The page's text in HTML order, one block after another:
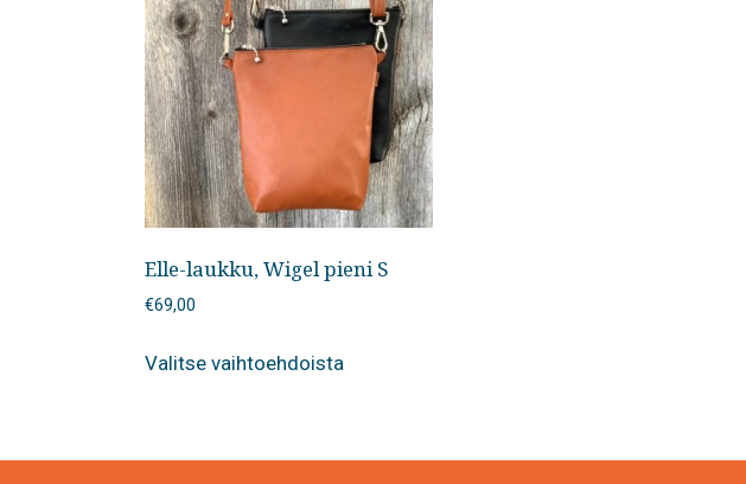
Elle-laukku, Wigel pieni S
€69,00
Valitse vaihtoehdoistatuotteella